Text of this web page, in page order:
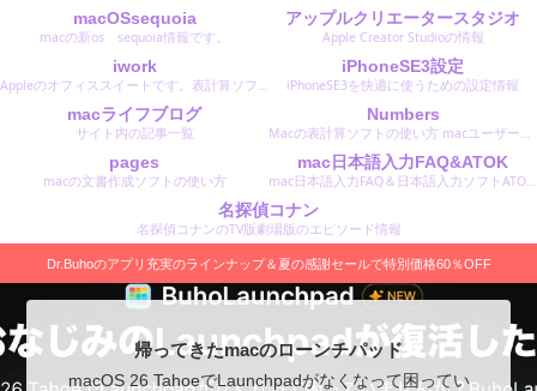
macOSsequoia
macの新os sequoia情報です。
アップルクリエータースタジオ
Apple Creator Studioの情報
iwork
Appleのオフィススイートです。表計算ソフトのNumbersナンバーズ文書作成ソフトのPagesページズスライド作成のKeyNoteキーノートです。 Microsoftのオフィスと同等のソフトです。
iPhoneSE3設定
iPhoneSE3を快適に使うための設定情報
macライフブログ
サイト内の記事一覧
Numbers
Macの表計算ソフトの使い方 macユーザーは無料で使えます。 使い易くおすすめのソフトです。
pages
macの文書作成ソフトの使い方
mac日本語入力FAQ&ATOK
mac日本語入力FAQ＆日本語入力ソフトATOKエイトクの設定と使い方
名探偵コナン
名探偵コナンのTV版劇場版のエピソード情報
Dr.Buhoのアプリ充実のラインナップ＆夏の感謝セールで特別価格60％OFF
帰ってきたmacのローンチパッド
macOS 26 TahoeでLaunchpadがなくなって困ってい